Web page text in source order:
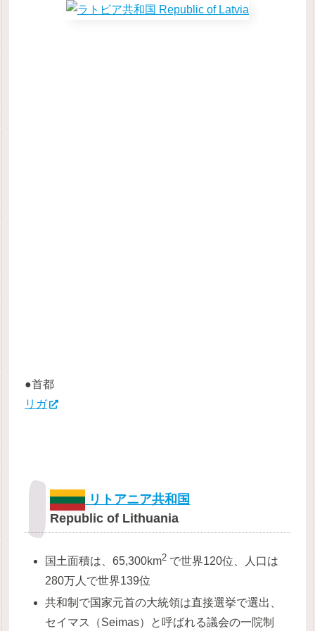
●首都
リガ
リトアニア共和国
Republic of Lithuania
国土面積は、65,300km2 で世界120位、人口は
280万人で世界139位
共和制で国家元首の大統領は直接選挙で選出、
セイマス（Seimas）と呼ばれる議会の一院制